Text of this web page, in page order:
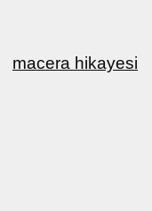
macera hikayesi